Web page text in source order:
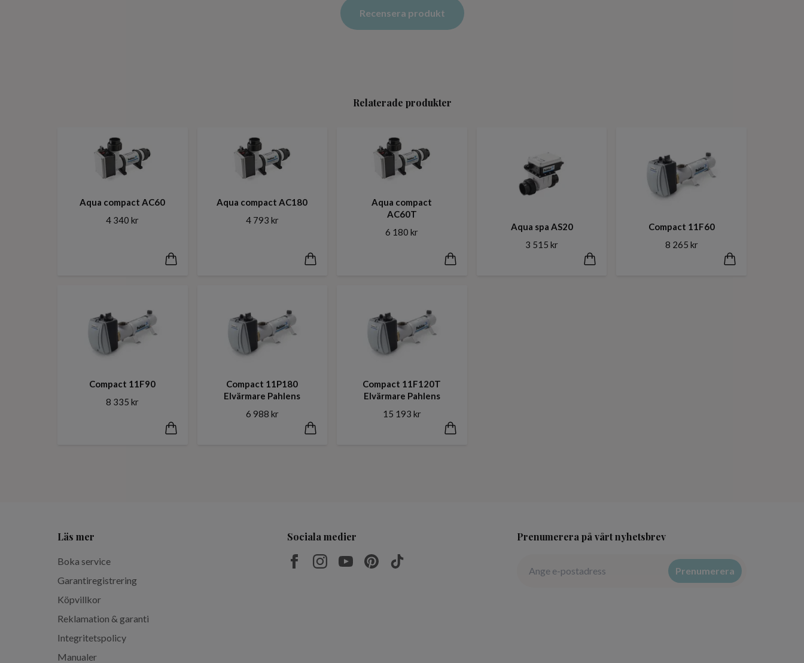
Recensera produkt
Relaterade produkter
Aqua compact AC60
4 340 kr
Aqua compact AC180
4 793 kr
Aqua compact
AC60T
6 180 kr
Aqua spa AS20
3 515 kr
Compact 11F60
8 265 kr
Compact 11F90
8 335 kr
Compact 11P180
Elvärmare Pahlens
6 988 kr
Compact 11F120T
Elvärmare Pahlens
15 193 kr
Läs mer
Boka service
Garantiregistrering
Köpvillkor
Reklamation & garanti
Integritetspolicy
Manualer
Sociala medier Prenumerera på vårt nyhetsbrev
Prenumerera